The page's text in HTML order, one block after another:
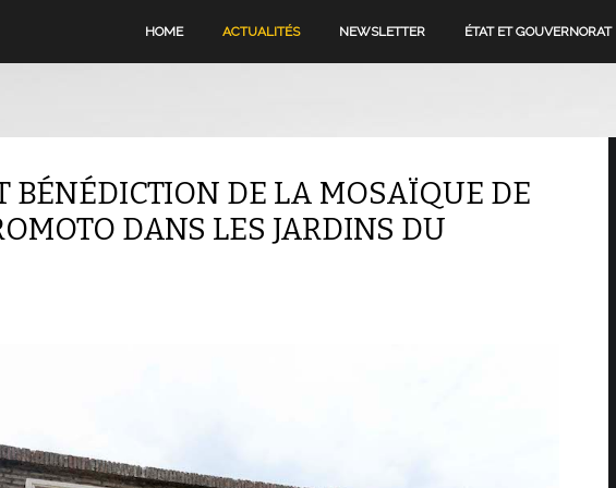
HOME ACTUALITÉS NEWSLETTER ÉTAT ET GOUVERNORAT
BÉNÉDICTION DE LA MOSAÏQUE DE
DANS LES JARDINS DU